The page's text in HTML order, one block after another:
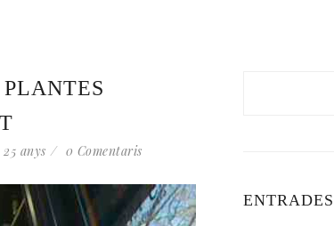
anys 0 Comentaris